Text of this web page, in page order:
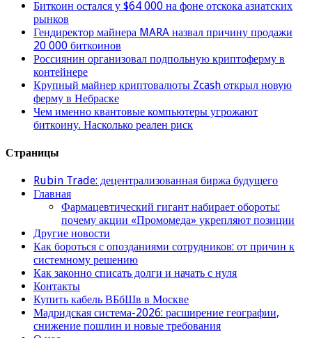
© 10btc.ru 2026, Материалы, размещенные на сайте, носят
информационный характер и предназначены для
образовательных целей. Для детей старше 16 лет. Авторские
права на материалы, размещенные на сайте, принадлежат
авторам статей.На ресурсе применяются рекомендательные
технологии